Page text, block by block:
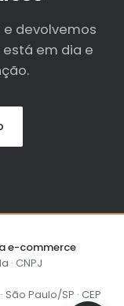
devolvemos
em dia e
e-commerce
· CNPJ
Paulo/SP · CEP